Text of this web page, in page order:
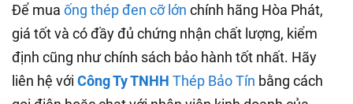
Để mua ống thép đen cỡ lớn chính hãng Hòa Phát,
giá tốt và có đầy đủ chứng nhận chất lượng, kiểm
định cũng như chính sách bảo hành tốt nhất. Hãy
liên hệ với Công Ty TNHH Thép Bảo Tín bằng cách